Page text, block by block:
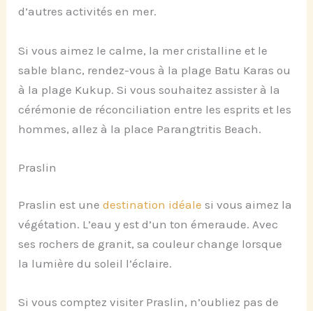
d’autres activités en mer.
Si vous aimez le calme, la mer cristalline et le
sable blanc, rendez-vous à la plage Batu Karas ou
à la plage Kukup. Si vous souhaitez assister à la
cérémonie de réconciliation entre les esprits et les
hommes, allez à la place Parangtritis Beach.
Praslin
Praslin est unedestination idéale si vous aimez la
végétation. L’eau y est d’un ton émeraude. Avec
ses rochers de granit, sa couleur change lorsque
la lumière du soleil l’éclaire.
Si vous comptez visiter Praslin, n’oubliez pas de